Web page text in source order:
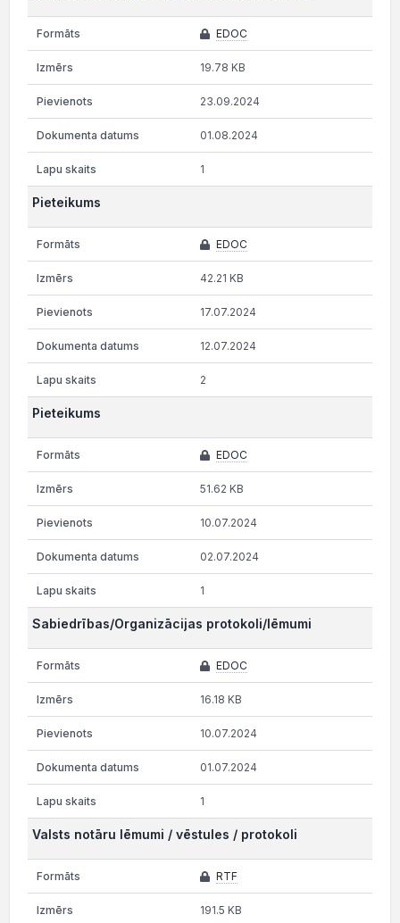
EDOC
19.78 KB
23.09.2024
01.08.2024
1
Pieteikums
EDOC
42.21 KB
17.07.2024
12.07.2024
2
Pieteikums
EDOC
51.62 KB
10.07.2024
02.07.2024
1
Sabiedrības/Organizācijas protokoli/lēmumi
EDOC
16.18 KB
10.07.2024
01.07.2024
1
Valsts notāru lēmumi / vēstules / protokoli
RTF
191.5 KB